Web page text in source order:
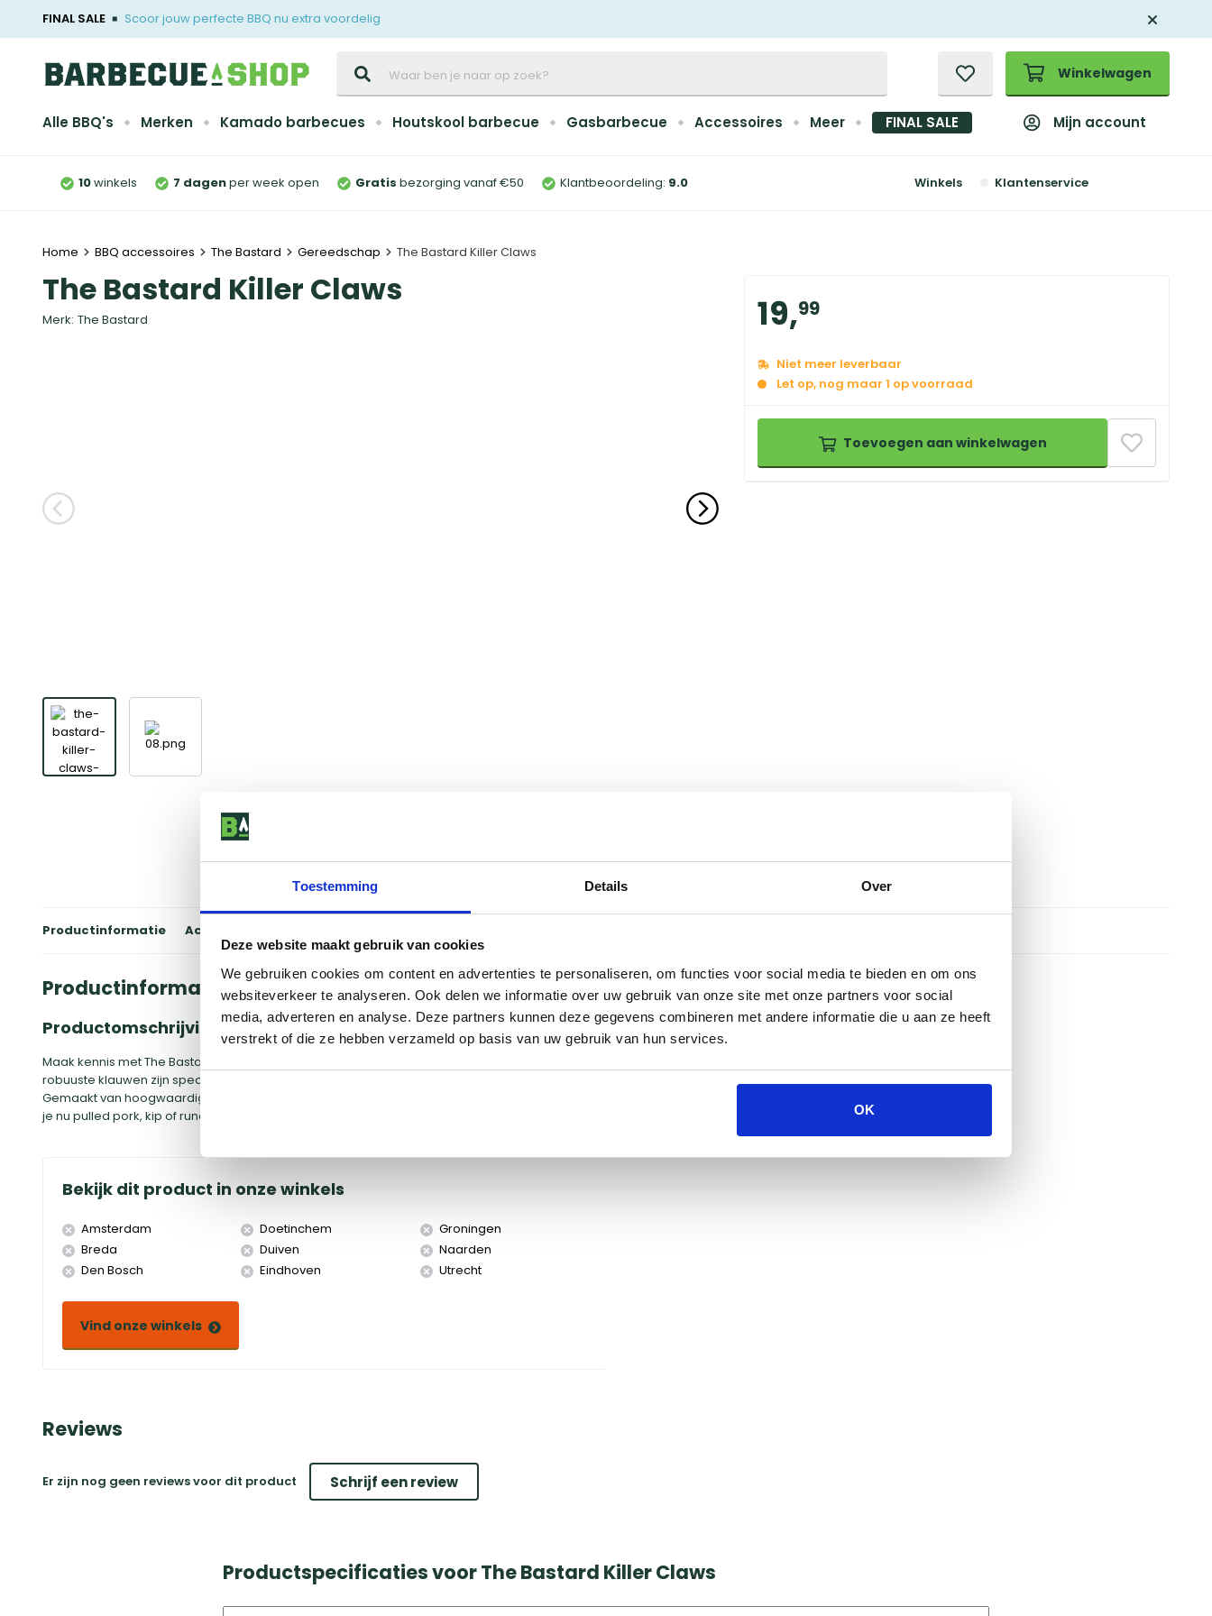
Toestemming Details Over
Deze website maakt gebruik van cookies
We gebruiken cookies om content en advertenties te personaliseren, om functies voor social media te bieden en om ons
websiteverkeer te analyseren. Ook delen we informatie over uw gebruik van onze site met onze partners voor social
media, adverteren en analyse. Deze partners kunnen deze gegevens combineren met andere informatie die u aan ze heeft
verstrekt of die ze hebben verzameld op basis van uw gebruik van hun services.
OK
FINAL SALE Scoor jouw perfecte BBQ nu extra voordelig
Winkelwagen
Alle BBQ's Merken Kamado barbecues Houtskool barbecue Gasbarbecue Accessoires Meer FINAL SALE Mijn account
10winkels 7 dagenper week open Gratis bezorging vanaf €50 Klantbeoordeling: 9.0 Winkels Klantenservice
Home BBQ accessoires The Bastard Gereedschap The Bastard Killer Claws
The Bastard Killer Claws
Merk: The Bastard 19,99
Niet meer leverbaar
Let op, nog maar 1 op voorraad
Toevoegen aan winkelwagen
Productinformatie Accessoires
Productinformatie
Productomschrijving
Maak kennis met The Bastard Killer Claws, het ultieme BBQ-gereedschap voor de echte grillmeester. Deze
robuuste klauwen zijn speciaal ontworpen om vlees eenvoudig uit elkaar te halen, te hanteren en te serveren.
Gemaakt van hoogwaardig roestvrij staal, zijn ze niet alleen duurzaam, maar ook gemakkelijk schoon te maken. Of
je nu pulled pork, kip of rundvlees bereidt, met The Bastard Killer Claws wordt het een fluitje van een cent!
Bekijk dit product in onze winkels
Amsterdam
Breda
Den Bosch
Doetinchem
Duiven
Eindhoven
Groningen
Naarden
Utrecht
Vind onze winkels
Reviews
Er zijn nog geen reviews voor dit product Schrijf een review
Productspecificaties voor The Bastard Killer Claws